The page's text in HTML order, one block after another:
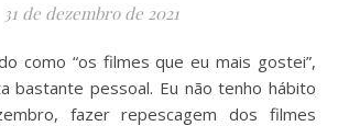
31 de dezembro de 2021
bastante pessoal. Eu não tenho hábito
fazer repescagem dos filmes